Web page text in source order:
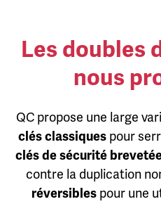
Les doubles
nous
QC propose une large
clés classiquespour
clés de sécurité
contre la duplication
réversiblespour une